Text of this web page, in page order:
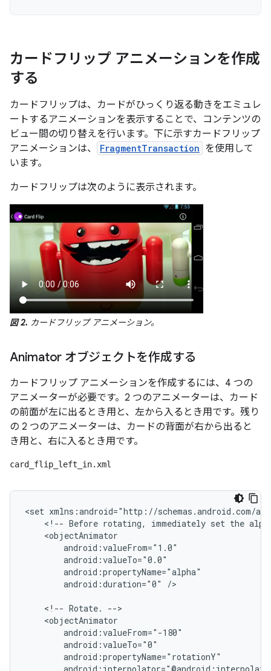
カードフリップ アニメーションを作成
する
カードフリップは、カードがひっくり返る動きをエミュレ
ートするアニメーションを表示することで、コンテンツの
ビュー間の切り替えを行います。下に示すカードフリップ
アニメーションは、
FragmentTransaction を使用して
います。
カードフリップは次のように表示されます。
図 2. カードフリップ アニメーション。
Animator オブジェクトを作成する
カードフリップ アニメーションを作成するには、4 つの
アニメーターが必要です。2 つのアニメーターは、カード
の前面が左に出るとき用と、左から入るとき用です。残り
の 2 つのアニメーターは、カードの背面が右から出ると
き用と、右に入るとき用です。
card_flip_left_in.xml
<set
<!-- Before rotating, immediately set the
android:duration="0"
/>
<!-- Rotate.